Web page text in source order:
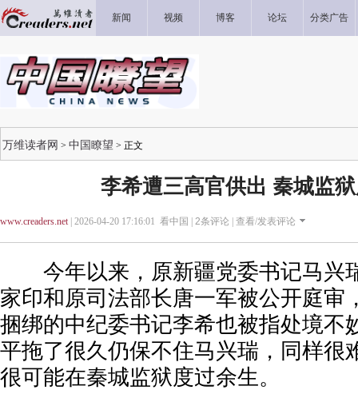
新闻 视频 博客 论坛 分类广告
万维读者网 > 中国瞭望 > 正文
李希遭三高官供出 秦城监
www.creaders.net| 2026-04-20 17:16:01 看中国 | 2条评论 | 查看/发表评论
今年以来，原新疆党委书记马兴
家印和原司法部长唐一军被公开庭审
捆绑的中纪委书记李希也被指处境不
平拖了很久仍保不住马兴瑞，同样很
很可能在秦城监狱度过余生。